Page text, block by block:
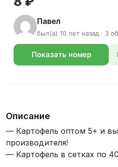
Павел
был(а) 10 лет назад · 3
Показать номер
Описание
— Картофель оптом 5+ и
производителя!
— Картофель в сетках по